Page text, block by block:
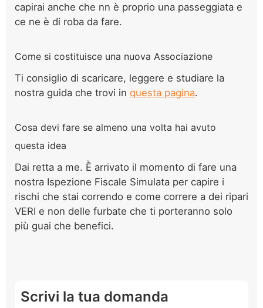
capirai anche che nn è proprio una passeggiata e
ce ne è di roba da fare.
Come si costituisce una nuova Associazione
Ti consiglio di scaricare, leggere e studiare la
nostra guida che trovi in questa pagina.
Cosa devi fare se almeno una volta hai avuto
questa idea
Dai retta a me. Ḕ arrivato il momento di fare una
nostra Ispezione Fiscale Simulata per capire i
rischi che stai correndo e come correre a dei ripari
VERI e non delle furbate che ti porteranno solo
più guai che benefici.
Scrivi la tua domanda